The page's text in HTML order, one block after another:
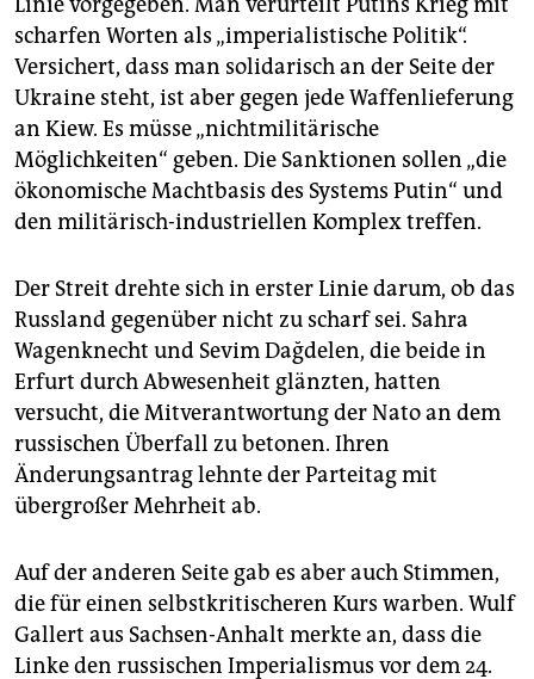
scharfen Worten als „imperialistische Politik“.
Versichert, dass man solidarisch an der Seite der
Ukraine steht, ist aber gegen jede Waffenlieferung
an Kiew. Es müsse „nichtmilitärische
Möglichkeiten“ geben. Die Sanktionen sollen „die
ökonomische Machtbasis des Systems Putin“ und
den militärisch-industriellen Komplex treffen.
Der Streit drehte sich in erster Linie darum, ob das
Russland gegenüber nicht zu scharf sei. Sahra
Wagenknecht und Sevim Dağdelen, die beide in
Erfurt durch Abwesenheit glänzten, hatten
versucht, die Mitverantwortung der Nato an dem
russischen Überfall zu betonen. Ihren
Änderungsantrag lehnte der Parteitag mit
übergroßer Mehrheit ab.
Auf der anderen Seite gab es aber auch Stimmen,
die für einen selbstkritischeren Kurs warben. Wulf
Gallert aus Sachsen-Anhalt merkte an, dass die
Linke den russischen Imperialismus vor dem 24.